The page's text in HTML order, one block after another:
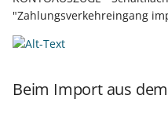
"Zahlungsverkehreingang
Beim Import aus